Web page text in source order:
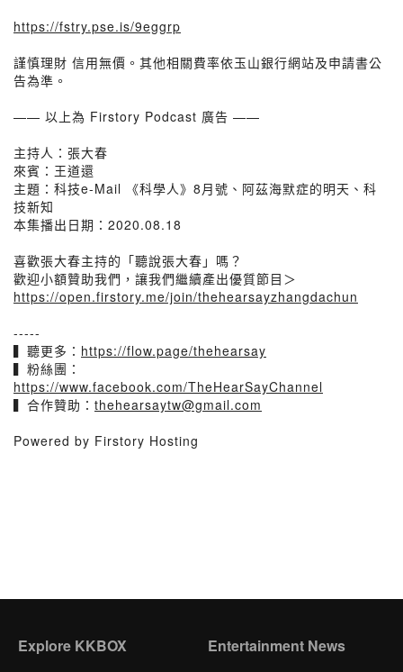
https://fstry.pse.is/9eggrp
謹慎理財 信用無價。其他相關費率依玉山銀行網站及申請書公
告為準。
—— 以上為 Firstory Podcast 廣告 ——
主持人：張大春
來賓：王道還
主題：科技e-Mail 《科學人》8月號、阿茲海默症的明天、科
技新知
本集播出日期：2020.08.18
喜歡張大春主持的「聽說張大春」嗎？
歡迎小額贊助我們，讓我們繼續產出優質節目＞
https://open.firstory.me/join/thehearsayzhangdachun
-----
▍聽更多： https://flow.page/thehearsay
▍粉絲團：
https://www.facebook.com/TheHearSayChannel
▍合作贊助： thehearsaytw@gmail.com
Powered by Firstory Hosting
Explore KKBOX Entertainment News